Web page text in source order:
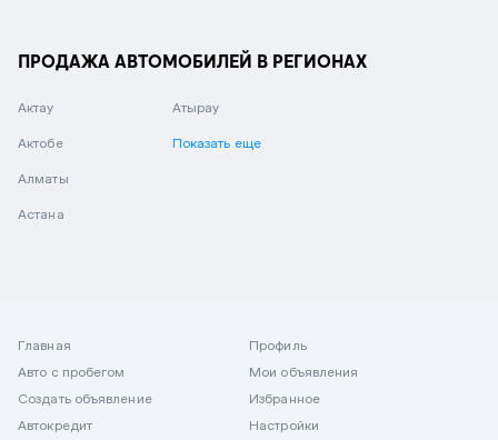
ПРОДАЖА АВТОМОБИЛЕЙ В РЕГИОНАХ
Актау
Актобе
Алматы
Астана
Атырау
Показать еще
Главная
Авто с пробегом
Создать объявление
Автокредит
Профиль
Мои объявления
Избранное
Настройки